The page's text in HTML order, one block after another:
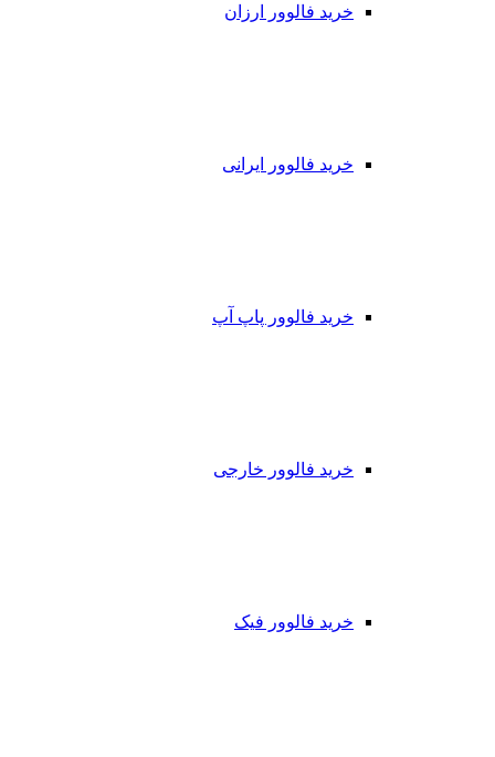
خرید فالوور ارزان
خرید فالوور ایرانی
خرید فالوور پاپ آپ
خرید فالوور خارجی
خرید فالوور فیک